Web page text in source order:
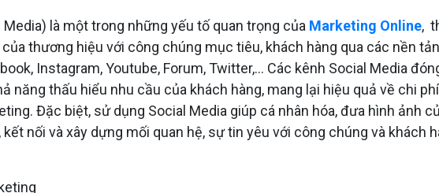
là một trong những yếu tố quan trọng của Marketing Online,
thương hiệu với công chúng mục tiêu, khách hàng qua các nền
Instagram, Youtube, Forum, Twitter,… Các kênh Social Media
năng thấu hiểu nhu cầu của khách hàng, mang lại hiệu quả về chi
Đặc biệt, sử dụng Social Media giúp cá nhân hóa, đưa hình ảnh
kết nối và xây dựng mối quan hệ, sự tin yêu với công chúng và khách